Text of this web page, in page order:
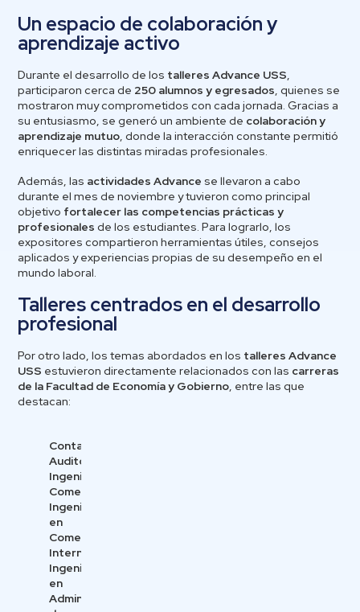
Un espacio de colaboración y
aprendizaje activo
Durante el desarrollo de los talleres Advance USS,
participaron cerca de 250 alumnos y egresados, quienes se
mostraron muy comprometidos con cada jornada. Gracias a
su entusiasmo, se generó un ambiente de colaboración y
aprendizaje mutuo, donde la interacción constante permitió
enriquecer las distintas miradas profesionales.
Además, las actividades Advance se llevaron a cabo
durante el mes de noviembre y tuvieron como principal
objetivo fortalecer las competencias prácticas y
profesionales de los estudiantes. Para lograrlo, los
expositores compartieron herramientas útiles, consejos
aplicados y experiencias propias de su desempeño en el
mundo laboral.
Talleres centrados en el desarrollo
profesional
Por otro lado, los temas abordados en los talleres Advance
USS estuvieron directamente relacionados con las carreras
de la Facultad de Economía y Gobierno, entre las que
destacan:
Contador
Auditor
Ingeniería
Comercial
Ingeniería
en
Comercio
Internacional
Ingeniería
en
Administración